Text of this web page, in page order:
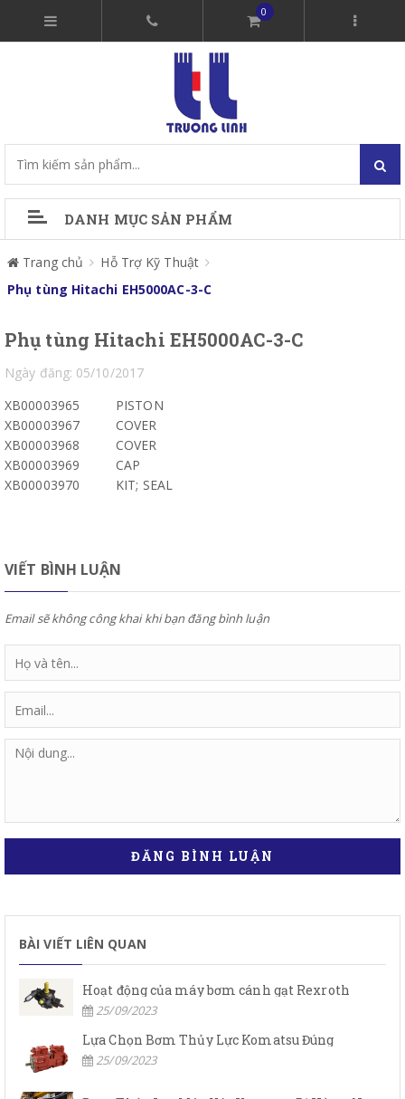
0
DANH MỤC SẢN PHẨM
Trang chủ
Hỗ Trợ Kỹ Thuật
Phụ tùng Hitachi EH5000AC-3-C
Phụ tùng Hitachi EH5000AC-3-C
Ngày đăng: 05/10/2017
XB00003965
PISTON
XB00003967
COVER
XB00003968
COVER
XB00003969
CAP
XB00003970
KIT; SEAL
VIẾT BÌNH LUẬN
Email sẽ không công khai khi bạn đăng bình luận
ĐĂNG BÌNH LUẬN
BÀI VIẾT LIÊN QUAN
Hoạt động của máy bơm cánh gạt Rexroth
25/09/2023
Lựa Chọn Bơm Thủy Lực Komatsu Đúng
25/09/2023